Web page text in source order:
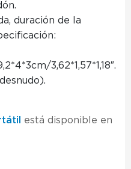
duración de la
3,62*1,57*1,18″.
está disponible en